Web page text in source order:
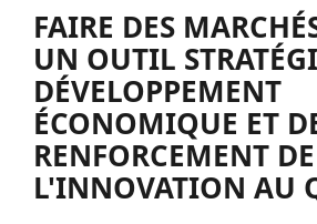
FAIRE DES
UN OUTIL
DÉVELOPPEMENT
ÉCONOMIQUE ET
RENFORCEMENT DE
L'INNOVATION AU